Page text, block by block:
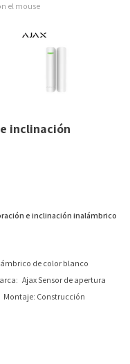
el mouse
inclinación
e inclinación inalámbrico
de color blanco
Ajax Sensor de apertura
Construcción